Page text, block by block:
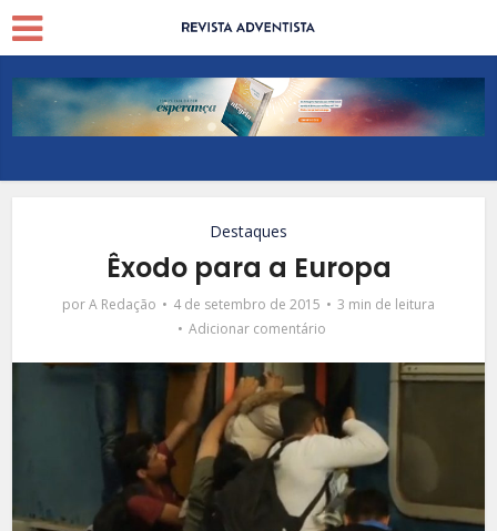
Destaques
Êxodo para a Europa
porA Redação 4 de setembro de 2015
3 min de leitura
Adicionar comentário